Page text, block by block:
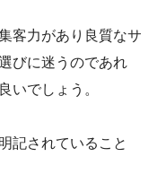
客力があり良質なサ
びに迷うのであれ
いでしょう。
記されていること